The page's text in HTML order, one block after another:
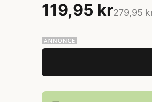
119,95 kr279,95